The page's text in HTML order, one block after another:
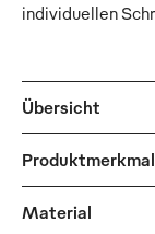
individuellen
Übersicht
Material